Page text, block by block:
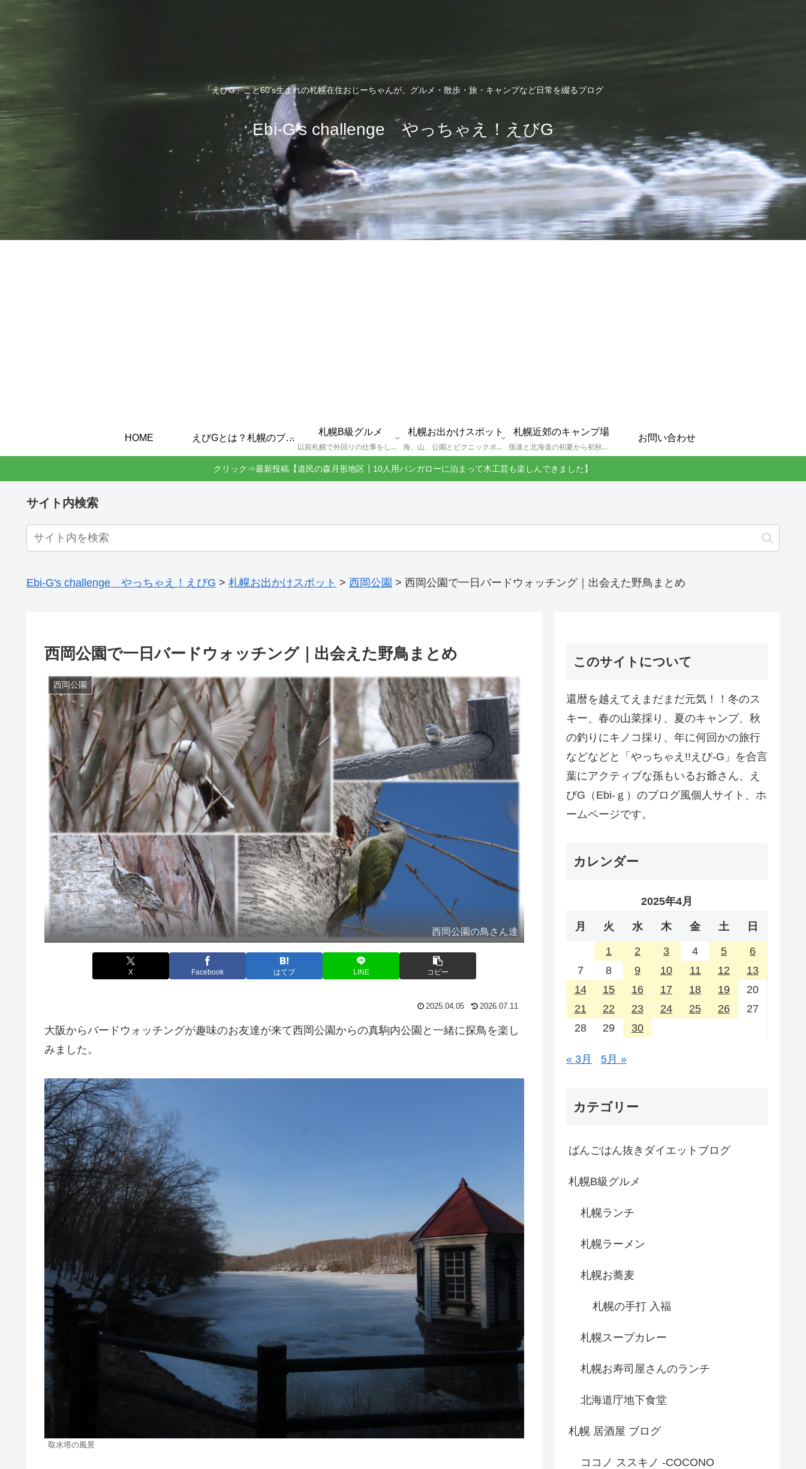
「えびG」こと60’s生まれの札幌在住おじーちゃんが、グルメ・散歩・旅・キャンプなど日常を綴るブログ
Ebi-G's challenge やっちゃえ！えびG
HOME えびGとは？札幌のブログ運営者プロフィール
札幌B級グルメ
以前札幌で外回りの仕事をしていた還暦過ぎブロガー「えびG」がランチ（サラリーマンランチ、サラメシ）を中心に、おそば、ラーメン、中華、日替わりランチを「札幌Bグルメ」と題してレポートしているブログカテゴリーのページです。現在は定年後の再雇用で札幌中とはいかなまでも会社の近くのすすきの界隈や家のある札幌市南区を中心に徘徊しております。
札幌お出かけスポット
海、山、公園とピクニックポイントや名所、旧跡などなど、、、、、札幌はもとより郊外の無理なく日帰りでいって帰ってこれるお出かけスポットを孫っち達（小学５、３年生、幼稚園年長さんの３人）とえびGがお出かけをして紹介しているページです。
札幌近郊のキャンプ場
孫達と北海道の初夏から初秋にかけてキャンプに出かけます。キャンプ場情報だったり料理だったり花火や遊びに虫取りとまさに「やっちゃえ！えびG」やりたい放題のブログです。
お問い合わせ
クリック⇒最新投稿【道民の森月形地区┃10人用バンガローに泊まって木工芸も楽しんできました】
サイト内検索
Ebi-G's challenge やっちゃえ！えびG > 札幌お出かけスポット > 西岡公園 > 西岡公園で一日バードウォッチング｜出会えた野鳥まとめ
西岡公園で一日バードウォッチング｜出会えた野鳥まとめ
西岡公園
西岡公園の鳥さん達
X Facebook はてブ LINE コピー
2025.04.05 2026.07.11
大阪からバードウォッチングが趣味のお友達が来て西岡公園からの真駒内公園と一緒に探鳥を楽し
みました。
取水塔の風景
このサイトについて
還暦を越えてえまだまだ元気！！冬のス
キー、春の山菜採り、夏のキャンプ、秋
の釣りにキノコ採り、年に何回かの旅行
などなどと「やっちゃえ!!えび-G」を合言
葉にアクティブな孫もいるお爺さん、え
びG（Ebi-ｇ）のブログ風個人サイト、ホ
ームページです。
カレンダー
2025年4月
月 火 水 木 金 土 日
1 2 3 4 5
6
7
8 9 10 11 12
13
14
15 16 17 18 19
20
21
22 23 24 25 26
27
28
29 30
« 3月 5月 »
カテゴリー
ばんごはん抜きダイエットブログ
札幌B級グルメ
札幌ランチ
札幌ラーメン
札幌お蕎麦
札幌の手打 入福
札幌スープカレー
札幌お寿司屋さんのランチ
北海道庁地下食堂
札幌 居酒屋 ブログ
ココノ ススキノ -COCONO